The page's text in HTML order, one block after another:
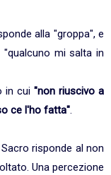
alla "groppa", e
"qualcuno mi salta in
in cui "non riuscivo a
ce l'ho fatta".
risponde al non
Una percezione